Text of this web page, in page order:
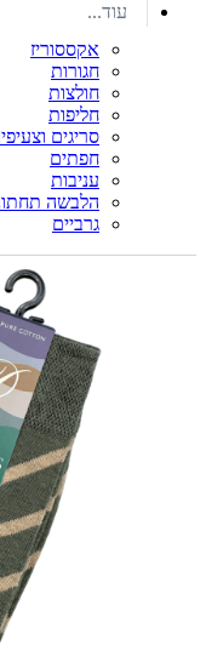
עוד...
אקססוריז
חגורות
חולצות
חליפות
סריגים
חפתים
עניבות
הלבשה
גרביים